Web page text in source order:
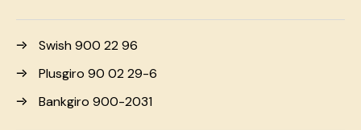
Swish 900 22 96
Plusgiro 90 02 29-6
Bankgiro 900-2031